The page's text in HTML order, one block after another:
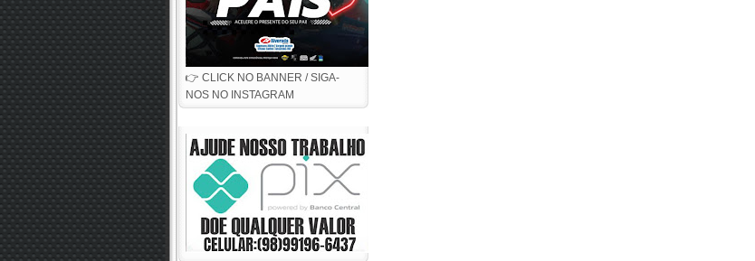
👉 CLICK NO BANNER / SIGA-
NOS NO INSTAGRAM